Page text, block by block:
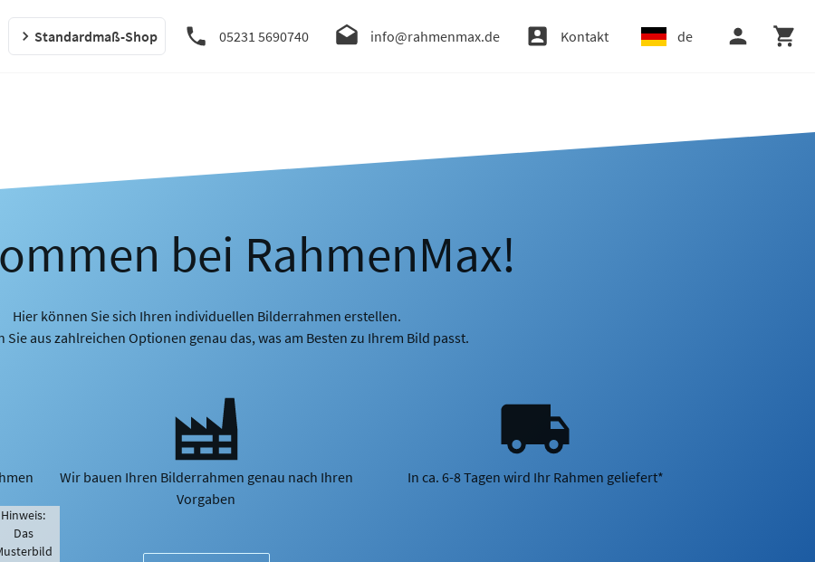
Standardmaß-Shop 05231 5690740 info@rahmenmax.de Kontakt de
bei RahmenMax!
Hier können Sie sich Ihren individuellen Bilderrahmen erstellen.
Sie aus zahlreichen Optionen genau das, was am Besten zu Ihrem Bild passt.
Wir bauen Ihren Bilderrahmen genau nach Ihren
Vorgaben
In ca. 6-8 Tagen wird Ihr Rahmen geliefert*
Hinweis:
Das